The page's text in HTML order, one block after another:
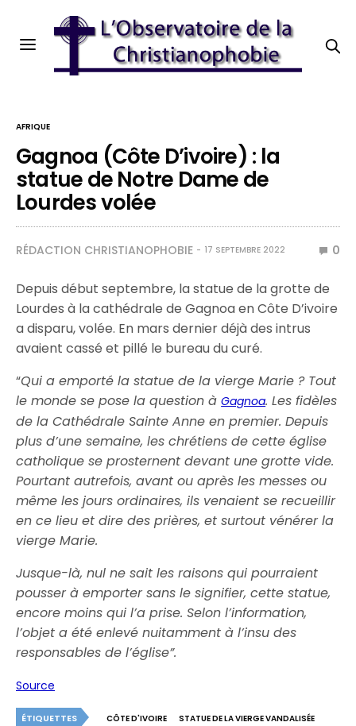
AFRIQUE
Gagnoa (Côte D’ivoire) : la
statue de Notre Dame de
Lourdes volée
RÉDACTION CHRISTIANOPHOBIE 17 SEPTEMBRE 2022 0
Depuis début septembre, la statue de la grotte de
Lourdes à la cathédrale de Gagnoa en Côte D’ivoire
a disparu, volée. En mars dernier déjà des intrus
avaient cassé et pillé le bureau du curé.
“Qui a emporté la statue de la vierge Marie ? Tout
le monde se pose la question àGagnoa. Les fidèles
de la Cathédrale Sainte Anne en premier. Depuis
plus d’une semaine, les chrétiens de cette église
catholique se prosternent devant une grotte vide.
Pourtant autrefois, avant ou après les messes ou
même les jours ordinaires, ils venaient se recueillir
en ce lieu et dire des prières, et surtout vénérer la
vierge Marie.
Jusque-là, nul ne sait les raisons qui pourraient
pousser à emporter sans le signifier, cette statue,
encore moins qui l’a prise. Selon l’information,
l’objet a été enlevé nuitamment à l’insu des
responsables de l’église”.
Source
ÉTIQUETTES CÔTE D'IVOIRE
STATUE DE LA VIERGE VANDALISÉE